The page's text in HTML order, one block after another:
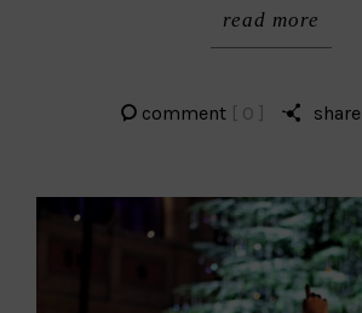
read more
comment [ 0 ] share